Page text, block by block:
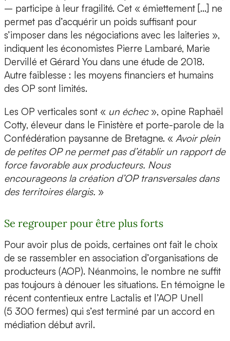
– participe à leur fragilité. Cet « émiettement […] ne
permet pas d’acquérir un poids suffisant pour
s’imposer dans les négociations avec les laiteries »,
indiquent les économistes Pierre Lambaré, Marie
Dervillé et Gérard You dans une étude de 2018.
Autre faiblesse : les moyens financiers et humains
des OP sont limités.
Les OP verticales sont « un échec», opine Raphaël
Cotty, éleveur dans le Finistère et porte-parole de la
Confédération paysanne de Bretagne. « Avoir plein
de petites OP ne permet pas d’établir un rapport de
force favorable aux producteurs. Nous
encourageons la création d’OP transversales dans
des territoires élargis. »
Se regrouper pour être plus forts
Pour avoir plus de poids, certaines ont fait le choix
de se rassembler en association d’organisations de
producteurs (AOP). Néanmoins, le nombre ne suffit
pas toujours à dénouer les situations. En témoigne le
récent contentieux entre Lactalis et l’AOP Unell
(5 300 fermes) qui s’est terminé par un accord en
médiation début avril.